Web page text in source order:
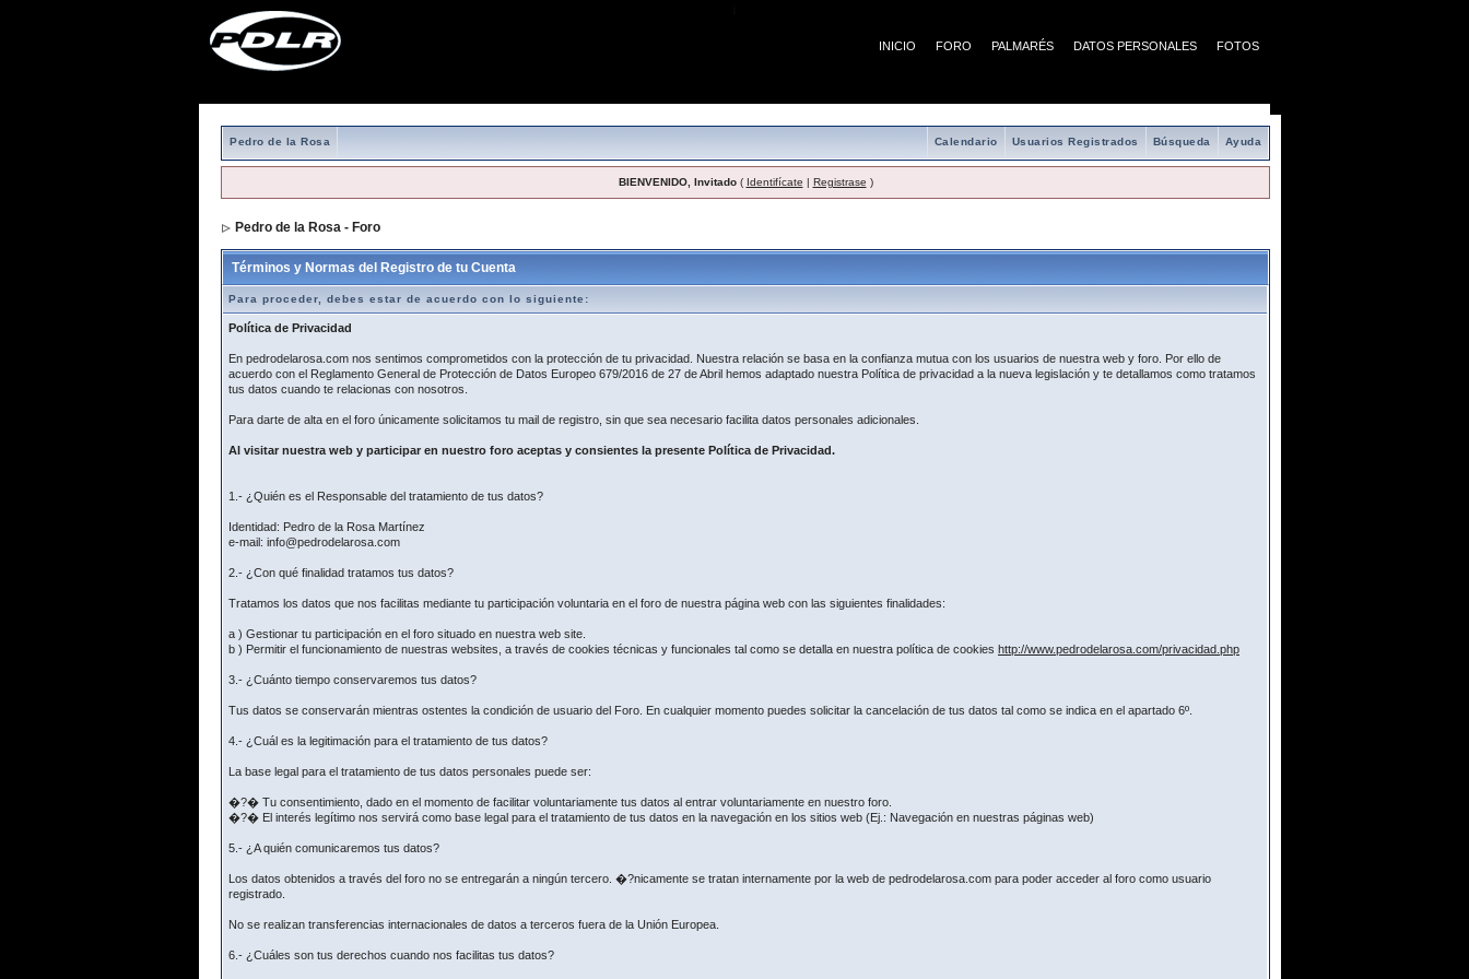
INICIO FORO PALMARÉS DATOS PERSONALES FOTOS
Pedro de la Rosa Ayuda
Búsqueda
Usuarios Registrados
Calendario
BIENVENIDO, Invitado( Identifícate | Registrase )
Pedro de la Rosa - Foro
Términos y Normas del Registro de tu Cuenta
Para proceder, debes estar de acuerdo con lo siguiente:
Política de Privacidad
En pedrodelarosa.com nos sentimos comprometidos con la protección de tu privacidad. Nuestra relación se basa en la confianza mutua con los usuarios de nuestra web y foro. Por ello de
acuerdo con el Reglamento General de Protección de Datos Europeo 679/2016 de 27 de Abril hemos adaptado nuestra Política de privacidad a la nueva legislación y te detallamos como tratamos
tus datos cuando te relacionas con nosotros.
Para darte de alta en el foro únicamente solicitamos tu mail de registro, sin que sea necesario facilita datos personales adicionales.
Al visitar nuestra web y participar en nuestro foro aceptas y consientes la presente Política de Privacidad.
1.- ¿Quién es el Responsable del tratamiento de tus datos?
Identidad: Pedro de la Rosa Martínez
e-mail: info@pedrodelarosa.com
2.- ¿Con qué finalidad tratamos tus datos?
Tratamos los datos que nos facilitas mediante tu participación voluntaria en el foro de nuestra página web con las siguientes finalidades:
a ) Gestionar tu participación en el foro situado en nuestra web site.
b ) Permitir el funcionamiento de nuestras websites, a través de cookies técnicas y funcionales tal como se detalla en nuestra política de cookies http://www.pedrodelarosa.com/privacidad.php
3.- ¿Cuánto tiempo conservaremos tus datos?
Tus datos se conservarán mientras ostentes la condición de usuario del Foro. En cualquier momento puedes solicitar la cancelación de tus datos tal como se indica en el apartado 6º.
4.- ¿Cuál es la legitimación para el tratamiento de tus datos?
La base legal para el tratamiento de tus datos personales puede ser:
�?� Tu consentimiento, dado en el momento de facilitar voluntariamente tus datos al entrar voluntariamente en nuestro foro.
�?� El interés legítimo nos servirá como base legal para el tratamiento de tus datos en la navegación en los sitios web (Ej.: Navegación en nuestras páginas web)
5.- ¿A quién comunicaremos tus datos?
Los datos obtenidos a través del foro no se entregarán a ningún tercero. �?nicamente se tratan internamente por la web de pedrodelarosa.com para poder acceder al foro como usuario
registrado.
No se realizan transferencias internacionales de datos a terceros fuera de la Unión Europea.
6.- ¿Cuáles son tus derechos cuando nos facilitas tus datos?